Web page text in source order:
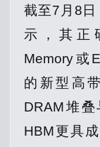
截至7月8日
示，其正
Memory或
的新型高
DRAM堆
HBM更具